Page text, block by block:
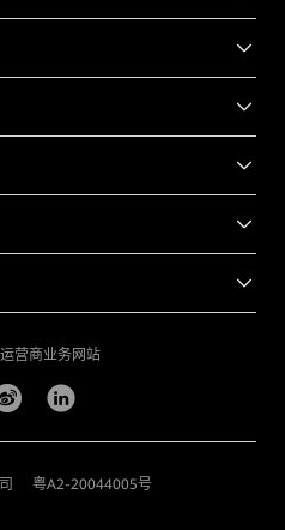
运营商业务网站
粤A2-20044005号